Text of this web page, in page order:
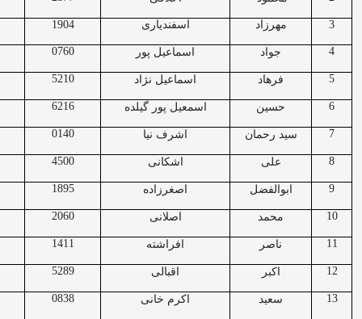
3 مهرزاد اسفندیاری 1904
4 جواد اسماعیل پور 0760
5 فرهاد اسماعیل نژاد 5210
6 حسین اسمعیل پور گیلده 6216
7 سید رحمان اشرف نیا 0140
8 علی اشکانی 4500
9 ابوالفضل اصغرزاده 1895
10 محمد اصلانی 2060
11 ناصر افراشته 1411
12 اکبر اقبالی 5289
13 سعید اکرم خانی 0838